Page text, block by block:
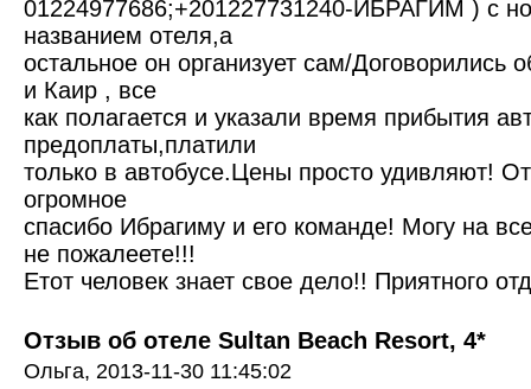
01224977686;+201227731240-ИБРАГИМ ) с
названием отеля,а
остальное он организует сам/Договорились
и Каир , все
как полагается и указали время прибытия
предоплаты,платили
только в автобусе.Цены просто удивляют!
огромное
спасибо Ибрагиму и его команде! Могу на
не пожалеете!!!
Етот человек знает свое дело!! Приятного
Отзыв об отеле Sultan Beach Resort, 4*
Ольга, 2013-11-30 11:45:02